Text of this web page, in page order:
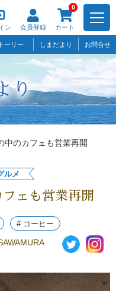
ン 会員登録
0
カート
ーリー しまだより お問合せ
のカフェも営業再開
ルメ
ェも営業再開
# コーヒー